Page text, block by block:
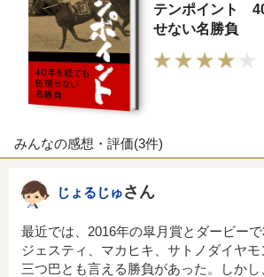
テンポイント
せない名勝負
みんなの感想・評価(3件)
じょるじゅさん
最近では、2016年の皐月賞とダービー
ジェスティ、マカヒキ、サトノダイヤ
三つ巴とも言える勝負があった。しか